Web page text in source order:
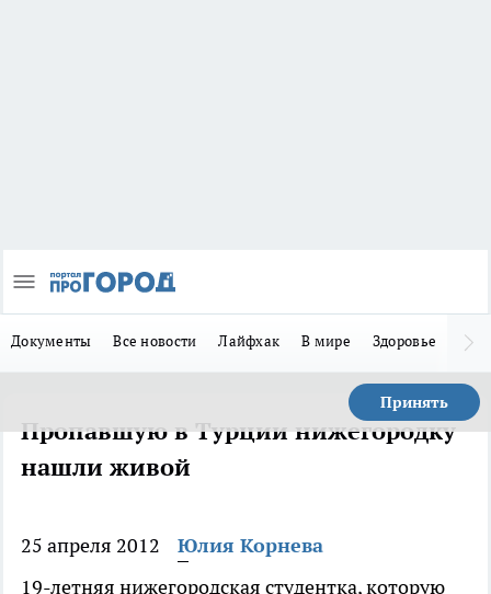
Документы Все новости Лайфхак В мире Здоровье
Принять
Пропавшую в Турции нижегородку
нашли живой
25 апреля 2012
Юлия Корнева
19-летняя нижегородская студентка, которую